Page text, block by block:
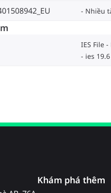
Nhiều
IES File -
ies
Khám phá thêm